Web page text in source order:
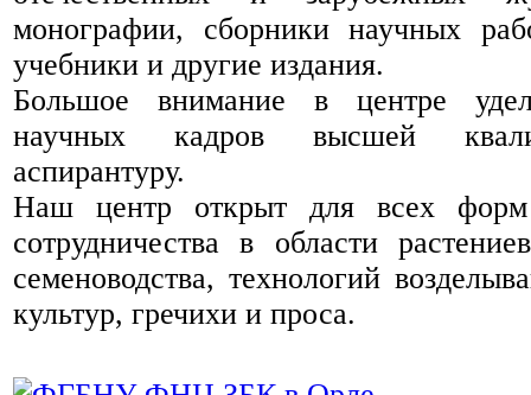
монографии, сборники научных
учебники и другие издания.
Большое внимание в центре
научных кадров высшей
аспирантуру.
Наш центр открыт для всех форм
сотрудничества в области
семеноводства, технологий
культур, гречихи и проса.